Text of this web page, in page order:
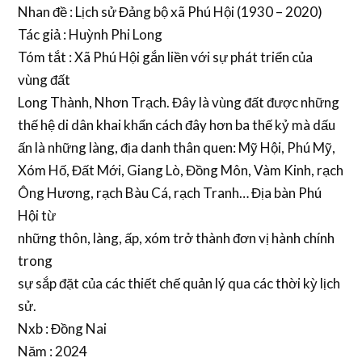
Nhan đề : Lịch sử Đảng bộ xã Phú Hội (1930 – 2020)
Tác giả : Huỳnh Phi Long
Tóm tắt : Xã Phú Hội gắn liền với sự phát triển của
vùng đất
Long Thành, Nhơn Trạch. Đây là vùng đất được những
thế hệ di dân khai khẩn cách đây hơn ba thế kỷ mà dấu
ấn là những làng, địa danh thân quen: Mỹ Hội, Phú Mỹ,
Xóm Hố, Đất Mới, Giang Lò, Đồng Môn, Vàm Kinh, rạch
Ông Hương, rạch Bàu Cá, rạch Tranh… Địa bàn Phú
Hội từ
những thôn, làng, ấp, xóm trở thành đơn vị hành chính
trong
sự sắp đặt của các thiết chế quản lý qua các thời kỳ lịch
sử.
Nxb : Đồng Nai
Năm : 2024